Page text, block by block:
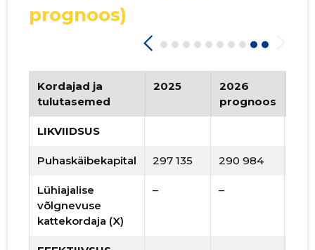
prognoos)
Kordajad ja
tulutasemed
2025
2026
prognoos
LIKVIIDSUS
Puhaskäibekapital 297 135 290 984
Lühiajalise
võlgnevuse
kattekordaja (X)
– –